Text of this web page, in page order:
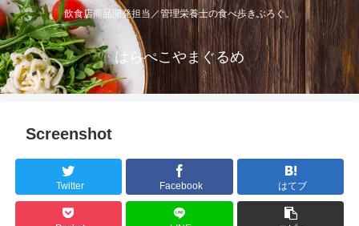
飲食店商品開発担当／管理栄養士の食べ歩きぶろぐ。
はらぺこやまぐるめ
Screenshot
Twitter Facebook はてブ